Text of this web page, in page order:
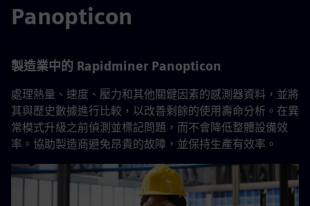
Panopticon
製造業中的 Rapidminer Panopticon
處理熱量、速度、壓力和其他關鍵因素的感測器資料，並將
其與歷史數據進行比較，以改善剩餘的使用壽命分析。在異
常模式升級之前偵測並標記問題，而不會降低整體設備效
率。協助製造商避免昂貴的故障，並保持生產有效率。